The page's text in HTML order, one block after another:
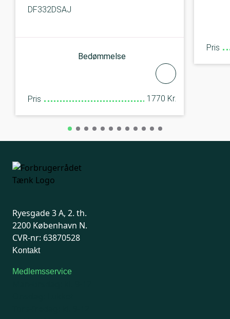
DF332DSAJ
Bedømmelse
Pris 1770 Kr.
Pris
Ryesgade 3 A, 2. th.
2200 København N.
CVR-nr: 63870528
Kontakt
Medlemsservice